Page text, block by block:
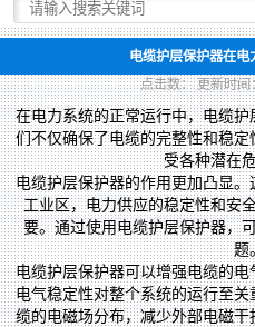
电缆护层保护器在电
点击数：更新时间
在电力系统的正常运行中，电缆
们不仅确保了电缆的完整性和稳
受各种潜在
电缆护层保护器的作用更加凸显
工业区，电力供应的稳定性和安
要。通过使用电缆护层保护器，
题
电缆护层保护器可以增强电缆的
电气稳定性对整个系统的运行至
缆的电磁场分布，减少外部电磁